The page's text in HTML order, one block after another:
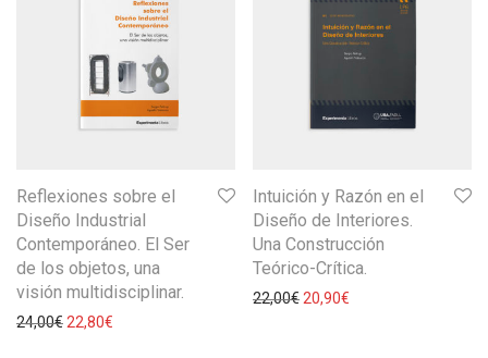
Reflexiones sobre el
Diseño Industrial
Contemporáneo. El Ser
de los objetos, una
visión multidisciplinar.
24,00€ 22,80€
Intuición y Razón en el
Diseño de Interiores.
Una Construcción
Teórico-Crítica.
22,00€ 20,90€